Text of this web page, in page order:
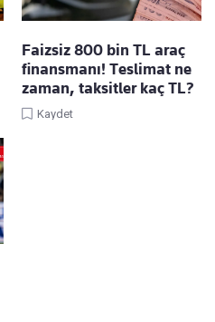
Faizsiz 800 bin TL araç
finansmanı! Teslimat ne
zaman, taksitler kaç TL?
Kaydet